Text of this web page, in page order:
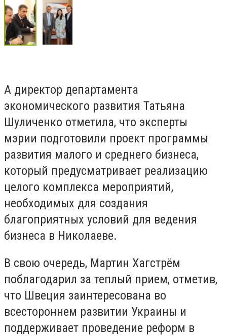
А директор департамента
экономического развития Татьяна
Шуличенко отметила, что эксперты
мэрии подготовили проект программы
развития малого и среднего бизнеса,
который предусматривает реализацию
целого комплекса мероприятий,
необходимых для создания
благоприятных условий для ведения
бизнеса в Николаеве.
В свою очередь, Мартин Хагстрём
поблагодарил за теплый прием, отметив,
что Швеция заинтересована во
всестороннем развитии Украины и
поддерживает проведение реформ в